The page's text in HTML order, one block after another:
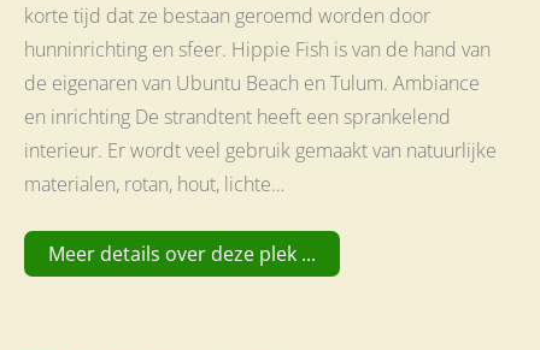
korte tijd dat ze bestaan geroemd worden door
hunninrichting en sfeer. Hippie Fish is van de hand van
de eigenaren van Ubuntu Beach en Tulum. Ambiance
en inrichting De strandtent heeft een sprankelend
interieur. Er wordt veel gebruik gemaakt van natuurlijke
materialen, rotan, hout, lichte…
Meer details over deze plek ...